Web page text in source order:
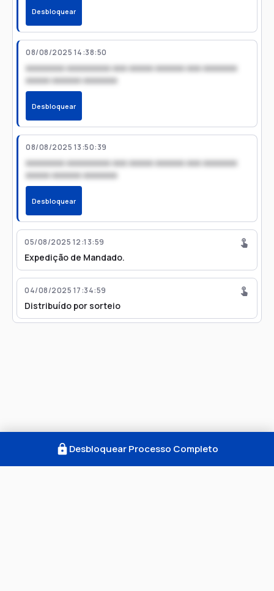
Desbloquear
08/08/2025 14:38:50
xxxxxxxx xxxxxxxxx xxx xxxxx xxxxxx xxx xxxxxxx
xxxxx xxxxxx xxxxxxx
Desbloquear
08/08/2025 13:50:39
xxxxxxxx xxxxxxxxx xxx xxxxx xxxxxx xxx xxxxxxx
xxxxx xxxxxx xxxxxxx
Desbloquear
05/08/2025 12:13:59
Expedição de Mandado.
04/08/2025 17:34:59
Distribuído por sorteio
Desbloquear Processo Completo